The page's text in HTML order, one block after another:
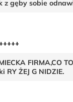
z gęby sobie
FIRMA,CO
RY ŻEJ G NIDZIE.